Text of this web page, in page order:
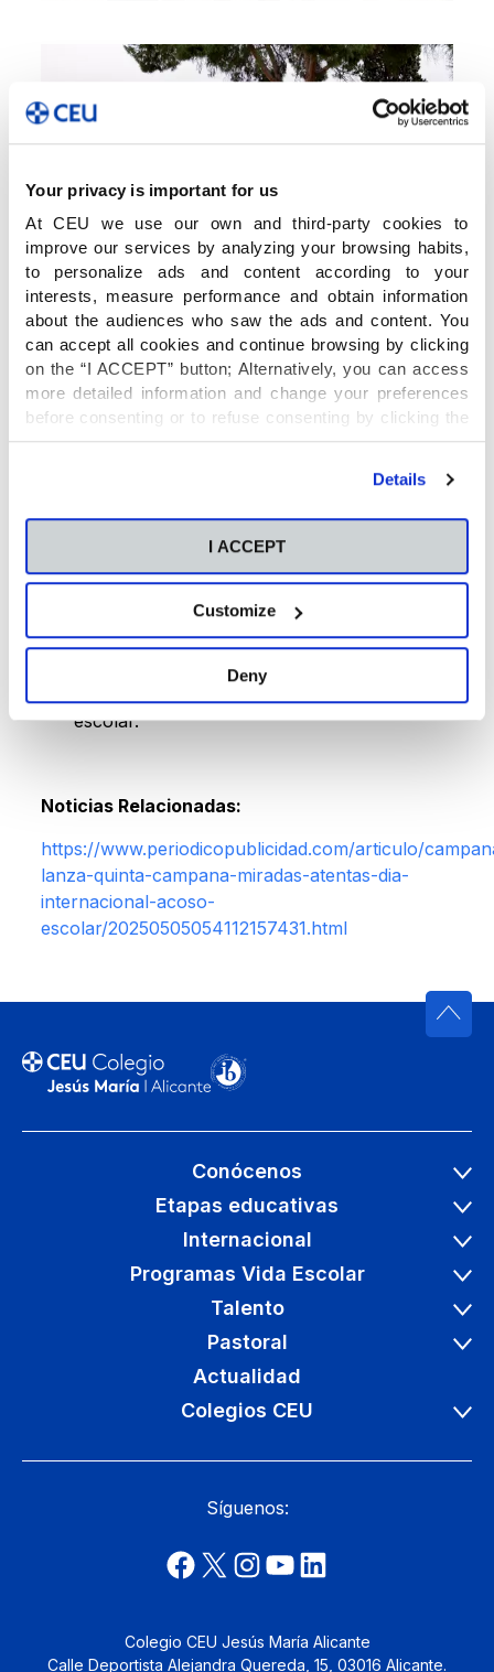
Your privacy is important for us
At CEU we use our own and third-party cookies to
improve our services by analyzing your browsing habits,
to personalize ads and content according to your
interests, measure performance and obtain information
about the audiences who saw the ads and content. You
can accept all cookies and continue browsing by clicking
on the “I ACCEPT” button; Alternatively, you can access
more detailed information and change your preferences
before consenting or to refuse consenting by clicking the
"Personalize" button. For more information you can visit
Details
I ACCEPT
Customize
Deny
¿Cómo actúa CUÍDAME?
Integra dos líneas de acción:
: Programa de educación
antropología cristiana y respeta el desarrollo
evolutivo armónico de cada etapa educativa.
A su vez, permite a los alumnos conocerse,
valorarse y cuidar al otro.
Talleres I.N.A. (Identificar, decir No, pedir
: Programa de prevención frente a la
realidad del abuso en menores en edad
escolar.
Noticias Relacionadas:
https://www.periodicopublicidad.com/articulo/
lanza-quinta-campana-miradas-atentas-dia-
internacional-acoso-
escolar/20250505054112157431.html
Conócenos
Etapas educativas
Internacional
Programas Vida Escolar
Talento
Pastoral
Actualidad
Colegios CEU
Síguenos:
Colegio CEU Jesús María Alicante
Calle Deportista Alejandra Quereda, 15, 03016 Alicante.